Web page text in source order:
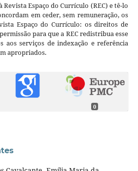
Espaço do Currículo (REC) e tê-lo
em ceder, sem remuneração, os
Espaço do Currículo: os direitos de
para que a REC redistribua esse
aos serviços de indexação e referência
apropriados.
0